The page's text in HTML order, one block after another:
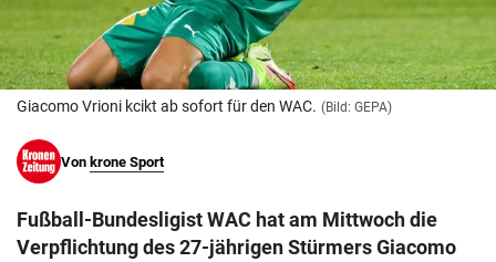
© Krone Multimedia GmbH & Co KG 2026
Muthgasse 2, 1190 Wien
Giacomo Vrioni kcikt ab sofort für den WAC. (Bild: GEPA)
Von krone Sport
Fußball-Bundesligist WAC hat am Mittwoch die
Verpflichtung des 27-jährigen Stürmers Giacomo